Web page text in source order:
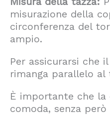
misurazione della
circonferenza del
ampio.
Per assicurarsi che
rimanga parallelo al
È importante che la
comoda, senza